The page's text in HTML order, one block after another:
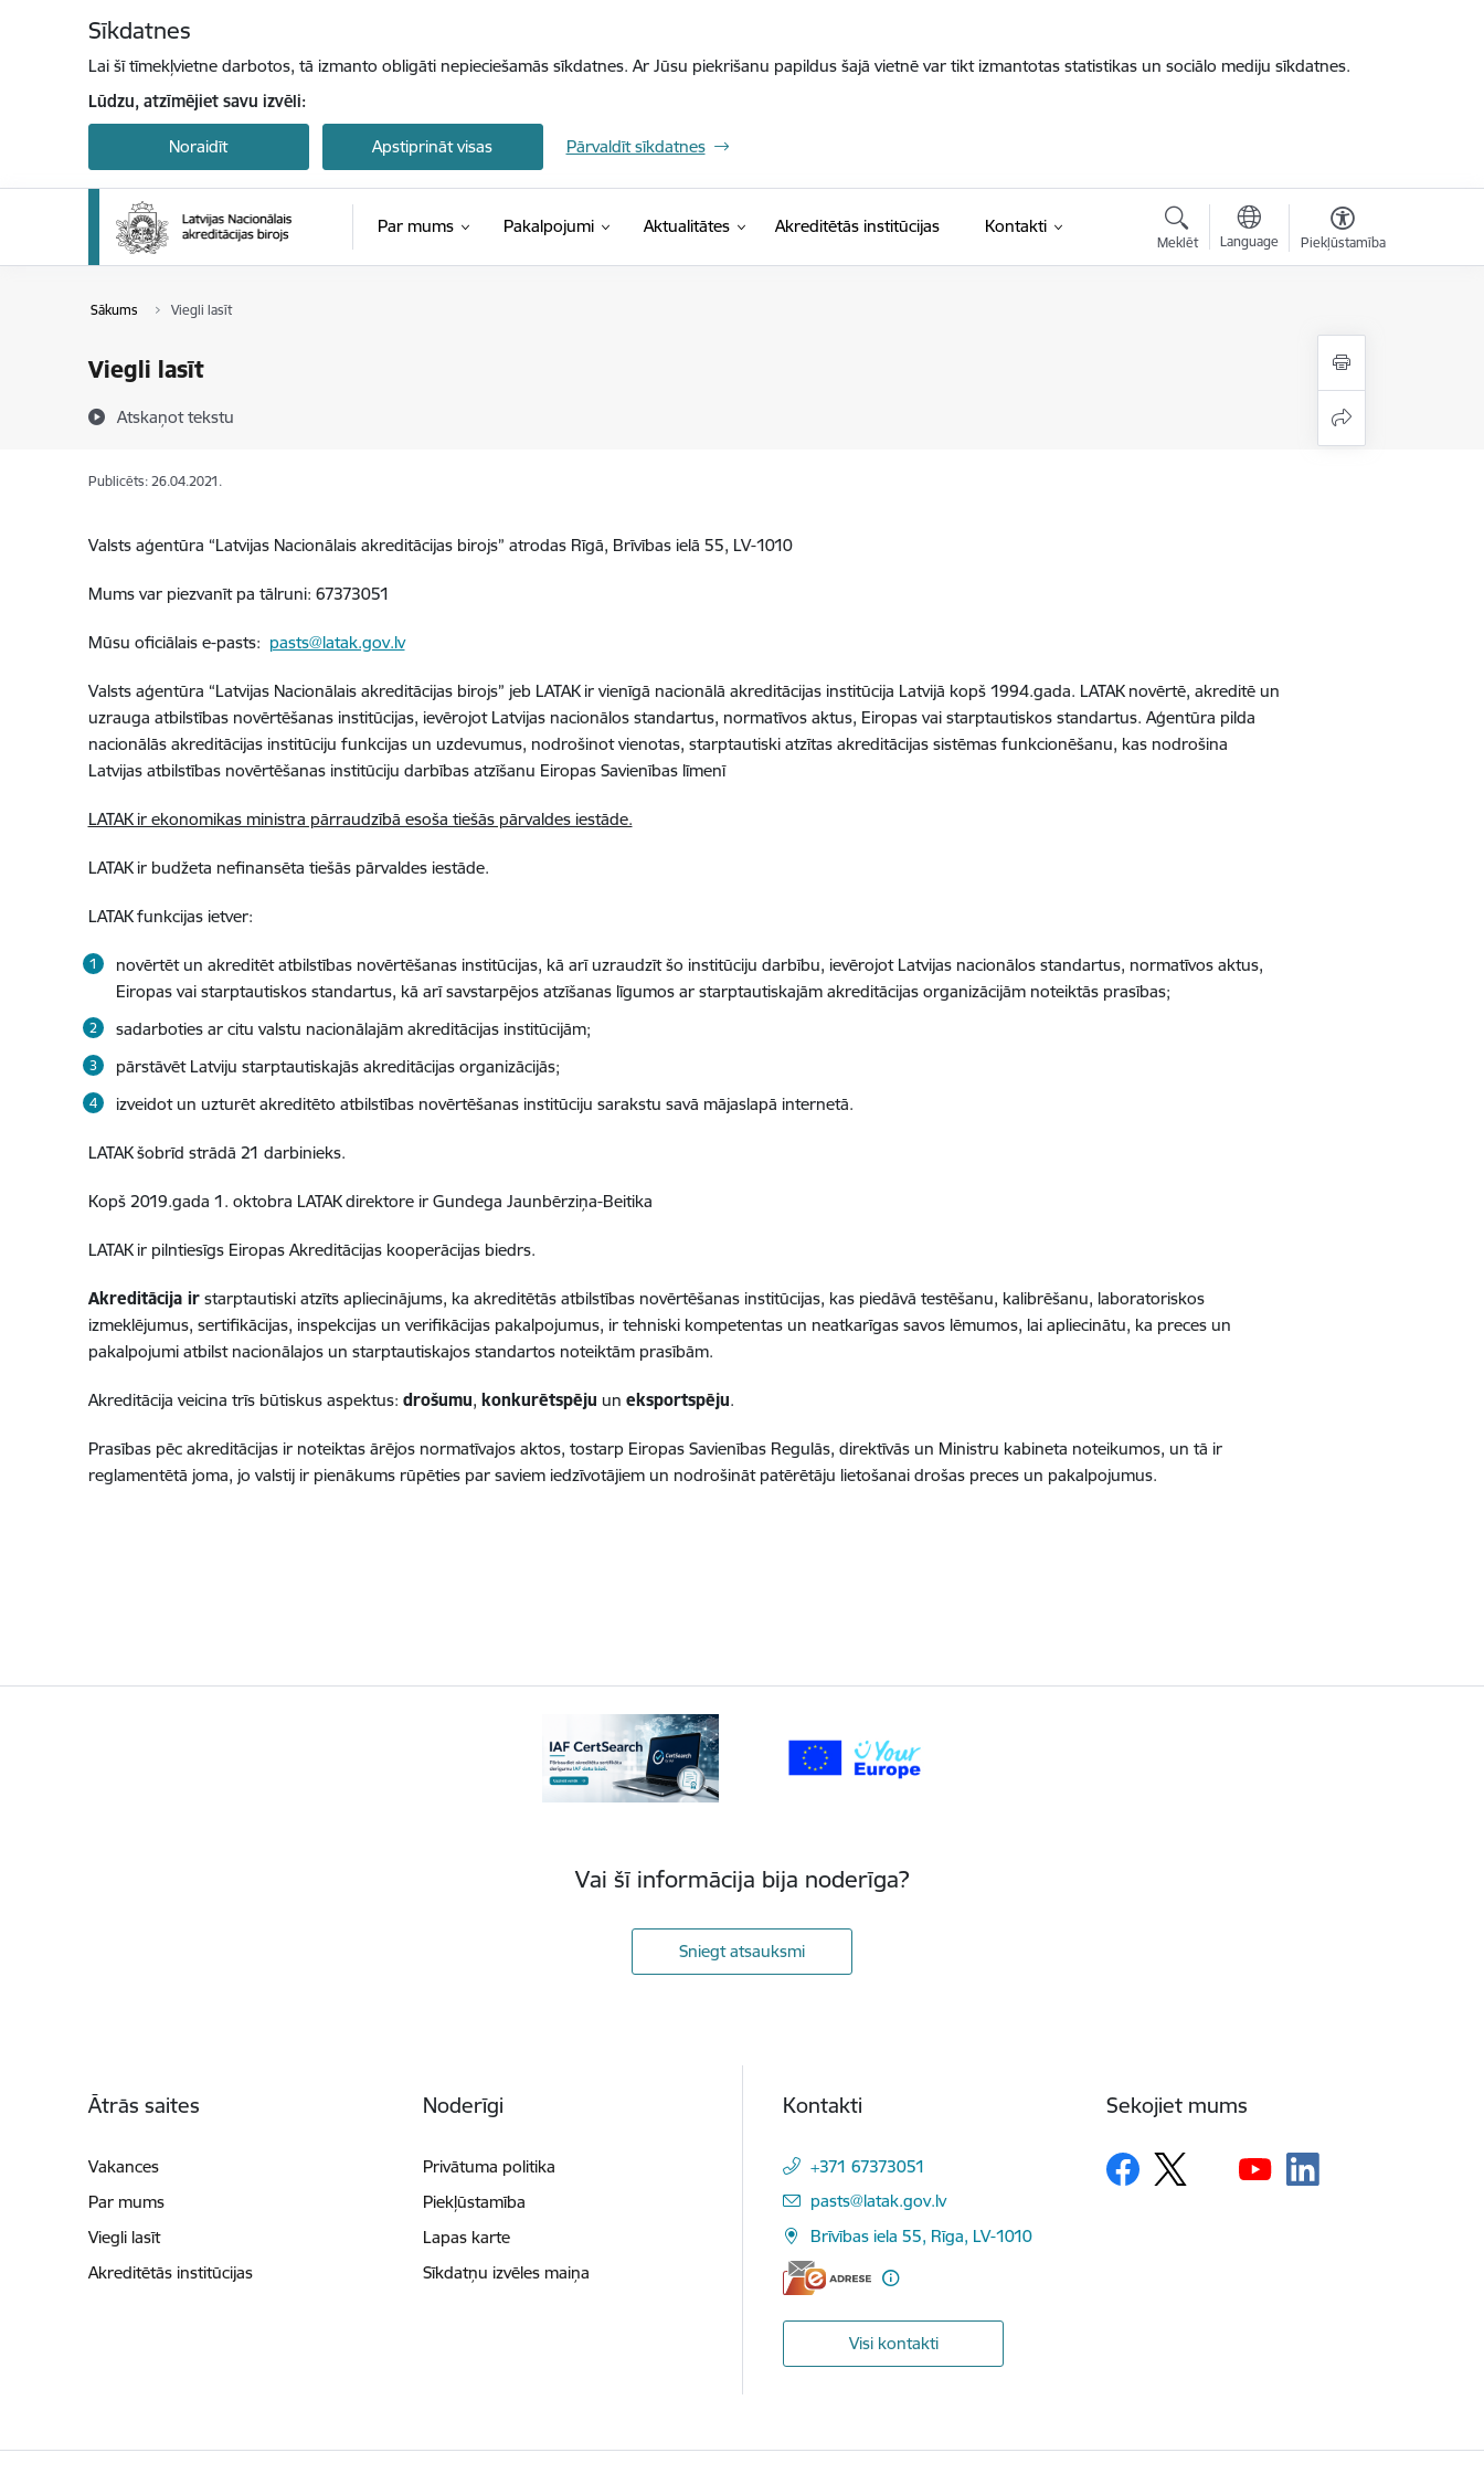
Sīkdatnes
Lai šī tīmekļvietne darbotos, tā izmanto obligāti nepieciešamās sīkdatnes. Ar Jūsu piekrišanu papildus šajā vietnē var tikt izmantotas statistikas un sociālo mediju sīkdatnes.
Lūdzu, atzīmējiet savu izvēli:
Noraidīt Apstiprināt visas Pārvaldīt sīkdatnes
Par mums Pakalpojumi Aktualitātes Akreditētās institūcijas Kontakti
Meklēt Language Piekļūstamība
Sākums Viegli lasīt
Viegli lasīt
Atskaņot tekstu
Publicēts: 26.04.2021.
Valsts aģentūra “Latvijas Nacionālais akreditācijas birojs” atrodas Rīgā, Brīvības ielā 55, LV-1010
Mums var piezvanīt pa tālruni: 67373051
Mūsu oficiālais e-pasts: pasts@latak.gov.lv
Valsts aģentūra “Latvijas Nacionālais akreditācijas birojs” jeb LATAK ir vienīgā nacionālā akreditācijas institūcija Latvijā kopš 1994.gada. LATAK novērtē, akreditē un
uzrauga atbilstības novērtēšanas institūcijas, ievērojot Latvijas nacionālos standartus, normatīvos aktus, Eiropas vai starptautiskos standartus. Aģentūra pilda
nacionālās akreditācijas institūciju funkcijas un uzdevumus, nodrošinot vienotas, starptautiski atzītas akreditācijas sistēmas funkcionēšanu, kas nodrošina
Latvijas atbilstības novērtēšanas institūciju darbības atzīšanu Eiropas Savienības līmenī
LATAK ir ekonomikas ministra pārraudzībā esoša tiešās pārvaldes iestāde.
LATAK ir budžeta nefinansēta tiešās pārvaldes iestāde.
LATAK funkcijas ietver:
novērtēt un akreditēt atbilstības novērtēšanas institūcijas, kā arī uzraudzīt šo institūciju darbību, ievērojot Latvijas nacionālos standartus, normatīvos aktus,
Eiropas vai starptautiskos standartus, kā arī savstarpējos atzīšanas līgumos ar starptautiskajām akreditācijas organizācijām noteiktās prasības;
sadarboties ar citu valstu nacionālajām akreditācijas institūcijām;
pārstāvēt Latviju starptautiskajās akreditācijas organizācijās;
izveidot un uzturēt akreditēto atbilstības novērtēšanas institūciju sarakstu savā mājaslapā internetā.
LATAK šobrīd strādā 21 darbinieks.
Kopš 2019.gada 1. oktobra LATAK direktore ir Gundega Jaunbērziņa-Beitika
LATAK ir pilntiesīgs Eiropas Akreditācijas kooperācijas biedrs.
Akreditācija irstarptautiski atzīts apliecinājums, ka akreditētās atbilstības novērtēšanas institūcijas, kas piedāvā testēšanu, kalibrēšanu, laboratoriskos
izmeklējumus, sertifikācijas, inspekcijas un verifikācijas pakalpojumus, ir tehniski kompetentas un neatkarīgas savos lēmumos, lai apliecinātu, ka preces un
pakalpojumi atbilst nacionālajos un starptautiskajos standartos noteiktām prasībām.
Akreditācija veicina trīs būtiskus aspektus: drošumu, konkurētspēju un eksportspēju.
Prasības pēc akreditācijas ir noteiktas ārējos normatīvajos aktos, tostarp Eiropas Savienības Regulās, direktīvās un Ministru kabineta noteikumos, un tā ir
reglamentētā joma, jo valstij ir pienākums rūpēties par saviem iedzīvotājiem un nodrošināt patērētāju lietošanai drošas preces un pakalpojumus.
Vai šī informācija bija noderīga?
Sniegt atsauksmi
Ātrās saites
Vakances
Par mums
Viegli lasīt
Akreditētās institūcijas
Noderīgi
Privātuma politika
Piekļūstamība
Lapas karte
Sīkdatņu izvēles maiņa
Kontakti
+371 67373051
E-pasts:
pasts@latak.gov.lv
Brīvības iela 55, Rīga, LV-1010
Visi kontakti
Sekojiet mums